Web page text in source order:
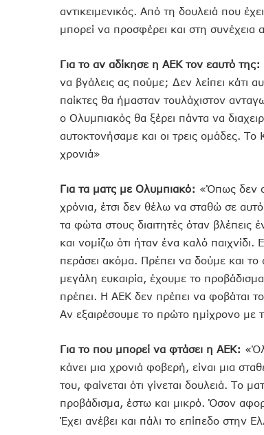
αντικειμενικός. Από τη δουλειά που
μπορεί να προσφέρει και στη
Για το αν αδίκησε η ΑΕΚ τον εαυτό της:
να βγάλεις ας πούμε; Δεν λείπει κάτι
παίκτες θα ήμασταν τουλάχιστον
ο Ολυμπιακός θα ξέρει πάντα να
αυτοκτονήσαμε και οι τρεις ομάδες. Το
χρονιά»
Για τα ματς με Ολυμπιακό: «Όπως δεν
χρόνια, έτσι δεν θέλω να σταθώ σε
τα φώτα στους διαιτητές όταν βλέπεις
και νομίζω ότι ήταν ένα καλό
περάσει ακόμα. Πρέπει να δούμε και
μεγάλη ευκαιρία, έχουμε το
πρέπει. Η ΑΕΚ δεν πρέπει να φοβάται
Αν εξαιρέσουμε το πρώτο ημίχρονο με
Για το που μπορεί να φτάσει η ΑΕΚ:
κάνει μια χρονιά φοβερή, είναι μια
του, φαίνεται ότι γίνεται δουλειά. Το
προβάδισμα, έστω και μικρό. Όσον
Έχει ανέβει και πάλι το επίπεδο στην